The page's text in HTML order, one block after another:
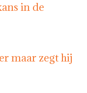
in de
maar zegt hij